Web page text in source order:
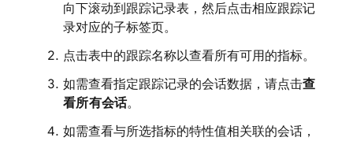
向下滚动到跟踪记录表，然后点击相应跟踪记
录对应的子标签页。
点击表中的跟踪名称以查看所有可用的指标。
如需查看指定跟踪记录的会话数据，请点击查
看所有会话。
如需查看与所选指标的特性值相关联的会话，